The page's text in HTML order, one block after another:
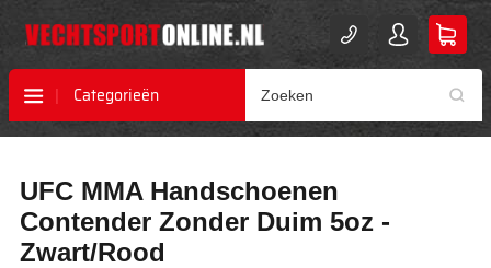
Categorieën
naar
het
einde
van
naar
het
begin
van
UFC MMA Handschoenen
Contender Zonder Duim 5oz -
Zwart/Rood